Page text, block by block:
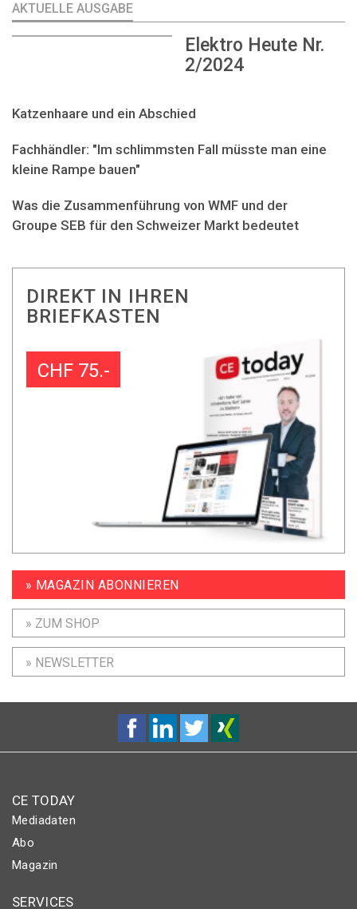
AKTUELLE AUSGABE
Elektro Heute Nr.
2/2024
Katzenhaare und ein Abschied
Fachhändler: "Im schlimmsten Fall müsste man eine
kleine Rampe bauen"
Was die Zusammenführung von WMF und der
Groupe SEB für den Schweizer Markt bedeutet
DIREKT IN IHREN
BRIEFKASTEN
CHF 75.-
» MAGAZIN ABONNIEREN
» ZUM SHOP
» NEWSLETTER
CE TODAY
Mediadaten
Abo
Magazin
SERVICES